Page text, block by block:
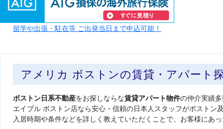
留学や出張・駐在等 ご出発当日まで申込可能！
アメリカ ボストンの賃貸・アパート
ボストン日系不動産をお探しならな賃貸アパート物件の仲介実績
エイブル ボストン店なら安心・信頼の日本人スタッフがボストン
入居時期や条件などを詳しく教えていただくことで、お客様にあ